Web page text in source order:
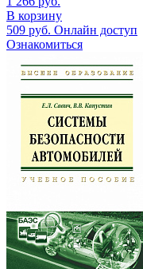
В корзину
509 руб. Онлайн доступ
Ознакомиться